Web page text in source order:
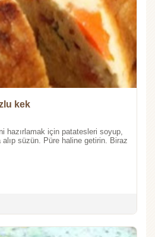
kek
hazırlamak için patatesleri soyup,
süzün. Püre haline getirin. Biraz